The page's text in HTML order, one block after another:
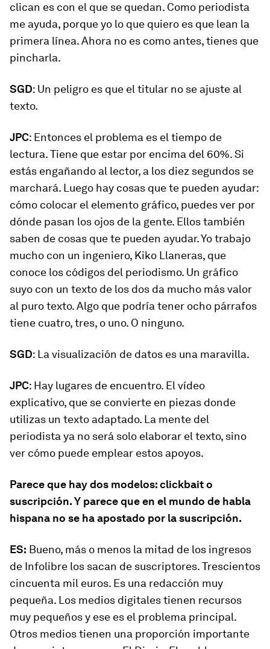
clican es con el que se quedan. Como periodista
me ayuda, porque yo lo que quiero es que lean la
primera línea. Ahora no es como antes, tienes que
pincharla.
SGD: Un peligro es que el titular no se ajuste al
texto.
JPC: Entonces el problema es el tiempo de
lectura. Tiene que estar por encima del 60%. Si
estás engañando al lector, a los diez segundos se
marchará. Luego hay cosas que te pueden ayudar:
cómo colocar el elemento gráfico, puedes ver por
dónde pasan los ojos de la gente. Ellos también
saben de cosas que te pueden ayudar. Yo trabajo
mucho con un ingeniero, Kiko Llaneras, que
conoce los códigos del periodismo. Un gráfico
suyo con un texto de los dos da mucho más valor
al puro texto. Algo que podría tener ocho párrafos
tiene cuatro, tres, o uno. O ninguno.
SGD: La visualización de datos es una maravilla.
JPC: Hay lugares de encuentro. El vídeo
explicativo, que se convierte en piezas donde
utilizas un texto adaptado. La mente del
periodista ya no será solo elaborar el texto, sino
ver cómo puede emplear estos apoyos.
Parece que hay dos modelos: clickbait o
suscripción. Y parece que en el mundo de habla
hispana no se ha apostado por la suscripción.
ES: Bueno, más o menos la mitad de los ingresos
de Infolibre los sacan de suscriptores. Trescientos
cincuenta mil euros. Es una redacción muy
pequeña. Los medios digitales tienen recursos
muy pequeños y ese es el problema principal.
Otros medios tienen una proporción importante